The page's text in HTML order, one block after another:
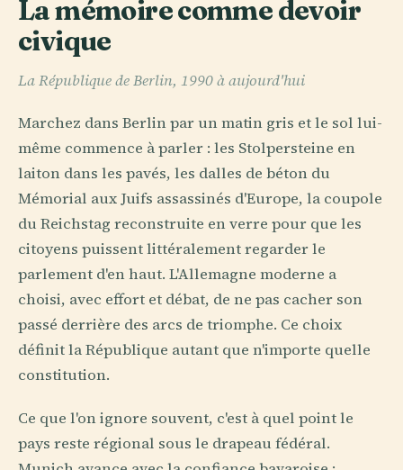
La mémoire comme devoir
civique
La République de Berlin, 1990 à aujourd'hui
Marchez dans Berlin par un matin gris et le sol lui-
même commence à parler : les Stolpersteine en
laiton dans les pavés, les dalles de béton du
Mémorial aux Juifs assassinés d'Europe, la coupole
du Reichstag reconstruite en verre pour que les
citoyens puissent littéralement regarder le
parlement d'en haut. L'Allemagne moderne a
choisi, avec effort et débat, de ne pas cacher son
passé derrière des arcs de triomphe. Ce choix
définit la République autant que n'importe quelle
constitution.
Ce que l'on ignore souvent, c'est à quel point le
pays reste régional sous le drapeau fédéral.